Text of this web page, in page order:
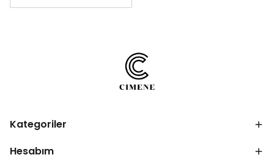
Kategoriler
Hesabım